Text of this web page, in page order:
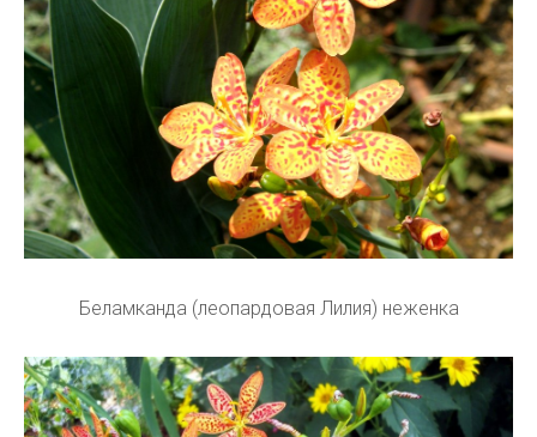
Беламканда (леопардовая Лилия) неженка